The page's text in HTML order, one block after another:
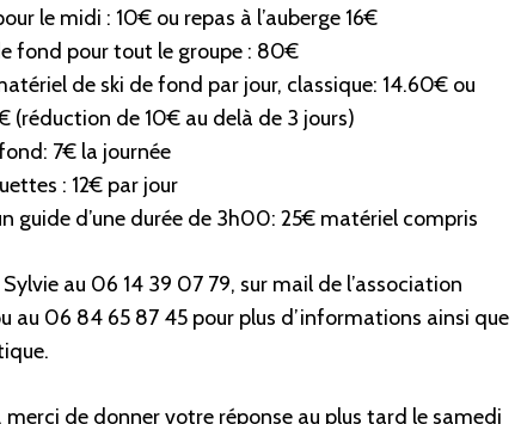
le midi : 10€ ou repas à l’auberge 16€
fond pour tout le groupe : 80€
de ski de fond par jour, classique: 14.60€ ou
(réduction de 10€ au delà de 3 jours)
7€ la journée
: 12€ par jour
guide d’une durée de 3h00: 25€ matériel compris
au 06 14 39 07 79, sur mail de l’association
au 06 84 65 87 45 pour plus d’informations ainsi que
merci de donner votre réponse au plus tard le samedi